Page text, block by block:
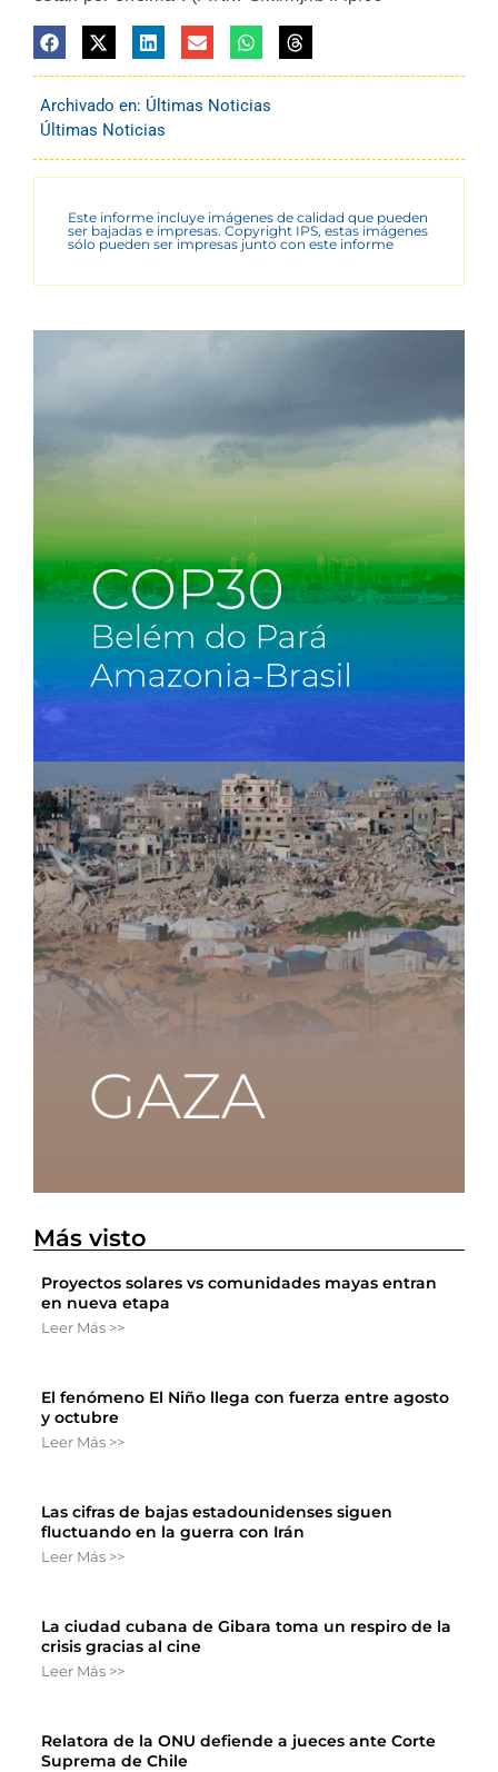
Archivado en: Últimas Noticias
Últimas Noticias
Este informe incluye imágenes de calidad que pueden
ser bajadas e impresas. Copyright IPS, estas imágenes
sólo pueden ser impresas junto con este informe
Más visto
Proyectos solares vs comunidades mayas entran
en nueva etapa
Leer Más >>
El fenómeno El Niño llega con fuerza entre agosto
y octubre
Leer Más >>
Las cifras de bajas estadounidenses siguen
fluctuando en la guerra con Irán
Leer Más >>
La ciudad cubana de Gibara toma un respiro de la
crisis gracias al cine
Leer Más >>
Relatora de la ONU defiende a jueces ante Corte
Suprema de Chile